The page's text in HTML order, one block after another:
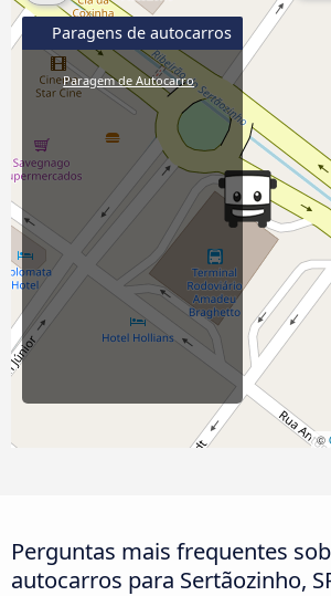
©
Paragens de autocarros
Paragem de Autocarro
Perguntas mais frequentes
autocarros para Sertãozinho,